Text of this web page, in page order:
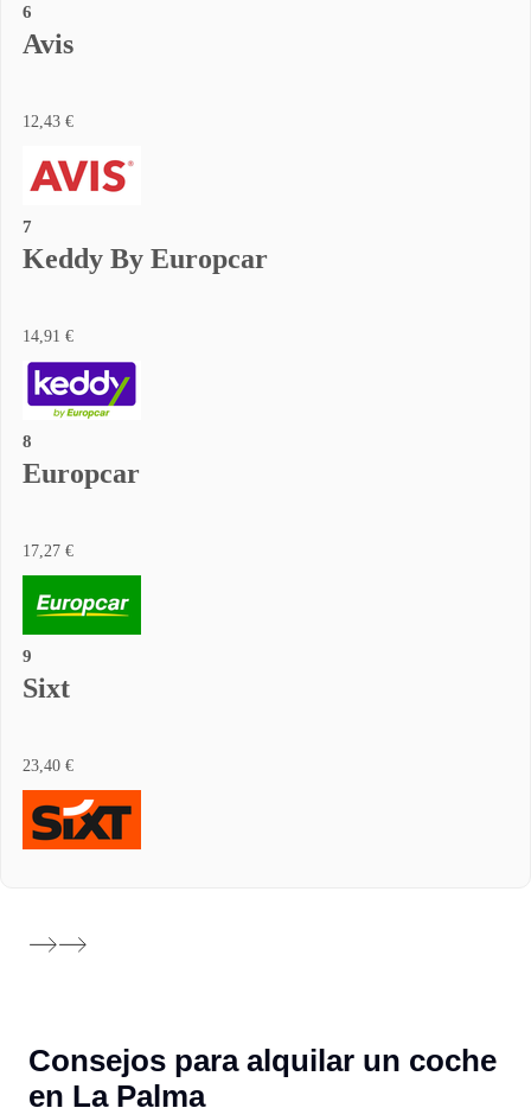
6
Avis
12,43 €
7
Keddy By Europcar
14,91 €
8
Europcar
17,27 €
9
Sixt
23,40 €
Consejos para alquilar un coche
en La Palma